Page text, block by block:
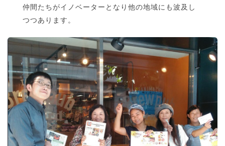
仲間たちがイノベーターとなり他の地域にも波及し
つつあります。